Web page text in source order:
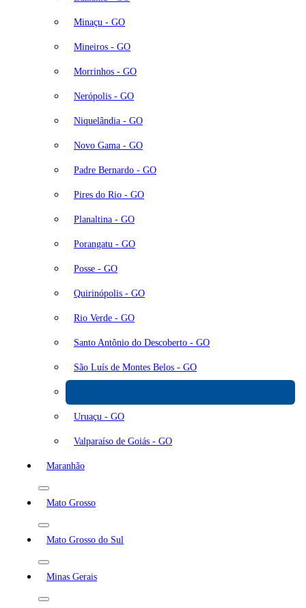
Minaçu - GO
Mineiros - GO
Morrinhos - GO
Nerópolis - GO
Niquelândia - GO
Novo Gama - GO
Padre Bernardo - GO
Pires do Rio - GO
Planaltina - GO
Porangatu - GO
Posse - GO
Quirinópolis - GO
Rio Verde - GO
Santo Antônio do Descoberto - GO
São Luís de Montes Belos - GO
Uruaçu - GO
Valparaíso de Goiás - GO
Maranhão
Mato Grosso
Mato Grosso do Sul
Minas Gerais